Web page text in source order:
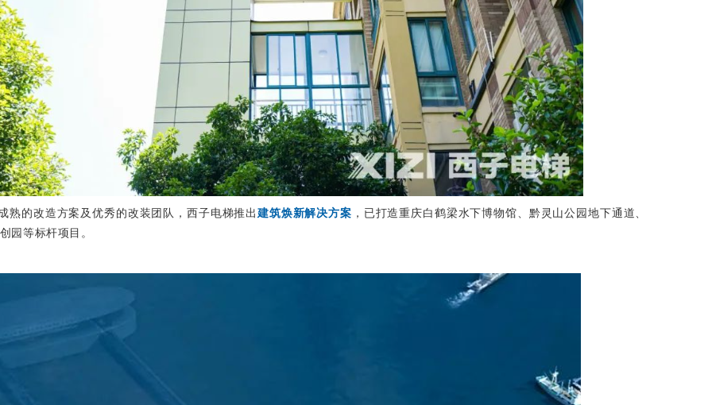
熟的改造方案及优秀的改装团队，西子电梯推出建筑焕新解决方案 ，已打造重庆白鹤梁水下博物馆、黔灵山公园地下通道、
园等标杆项目。